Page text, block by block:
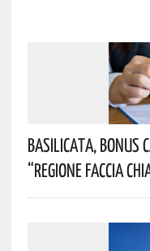
Basilicata, Bonus
“Regione Faccia